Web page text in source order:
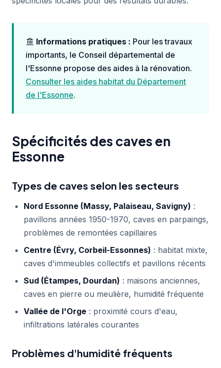
Informations pratiques : Pour les travaux
importants, le Conseil départemental de
l'Essonne propose des aides à la rénovation.
Consulter les aides habitat du Département
de l'Essonne.
Spécificités des caves en
Essonne
Types de caves selon les secteurs
Nord Essonne (Massy, Palaiseau, Savigny) :
pavillons années 1950-1970, caves en parpaings,
problèmes de remontées capillaires
Centre (Évry, Corbeil-Essonnes) : habitat mixte,
caves d'immeubles collectifs et pavillons récents
Sud (Étampes, Dourdan) : maisons anciennes,
caves en pierre ou meulière, humidité fréquente
Vallée de l'Orge : proximité cours d'eau,
infiltrations latérales courantes
Problèmes d'humidité fréquents